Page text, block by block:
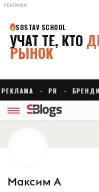
РЕКЛАМА
Максим А